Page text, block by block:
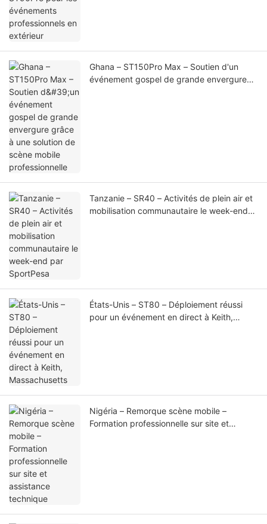
Ghana – ST150Pro Max – Soutien d'un
événement gospel de grande envergure
Tanzanie – SR40 – Activités de plein air et
mobilisation communautaire le week-end
États-Unis – ST80 – Déploiement réussi
pour un événement en direct à Keith,
Nigéria – Remorque scène mobile –
Formation professionnelle sur site et